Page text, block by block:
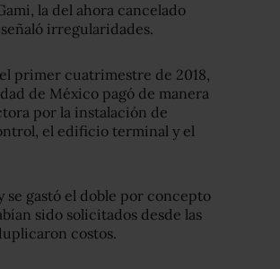
la del ahora cancelado
irregularidades.
primer cuatrimestre de 2018,
de México pagó de manera
por la instalación de
el edificio terminal y el
se gastó el doble por concepto
sido solicitados desde las
costos.